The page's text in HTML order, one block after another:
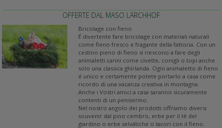
OFFERTE DAL MASO LÄRCHHOF
Bricolage con fieno
É divertente fare bricolage con materiali naturali
come fieno fresco e fragante della fattoria. Con un
cestino pieno di fieno si riescono a fare degli
animaletti carini come civette, conigli o topi anche
solo una classica ghirlanda. Ogni animaletto di fieno
é unico e certamente potete portarlo a casa come
ricordo di una vacanza creativa in montagna.
Anche i Vostri amici a casa saranno sicuramente
contenti di un pensierino.
Nel nostro angolo dei prodotti offriamo diversi
souvenir dal pino cembro, erbe per il tè del
giardino o erbe selvátiche o lavori con il fieno.